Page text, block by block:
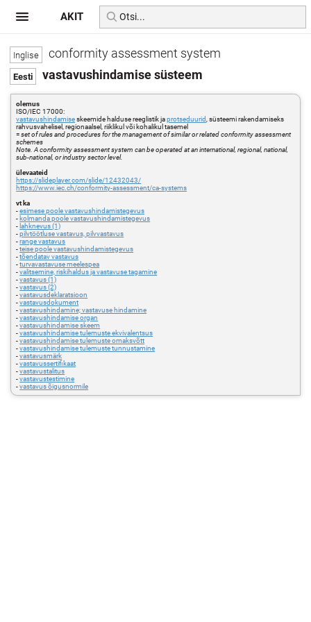
conformity assessment system
vastavushindamise süsteem
olemus
ISO/IEC 17000:
vastavushindamiseskeemide halduse reeglistik japrotseduurid , süsteemi rakendamiseks
rahvusvahelisel, regionaalsel, riiklikul või kohalikul tasemel
=set of rules and procedures for the management of similar or related conformity assessment
schemes
Note. A conformity assessment system can be operated at an international, regional, national,
sub-national, or industry sector level.
ülevaateid
https://slideplayer.com/slide/12432043/
https://www.iec.ch/conformity-assessment/ca-systems
vt ka
-esimese poole vastavushindamistegevus
- kolmanda poole vastavushindamistegevus
- lahknevus (1)
-pilvtöötluse vastavus, pilvvastavus
-range vastavus
-teise poole vastavushindamistegevus
-tõendatav vastavus
-turvavastavuse meelespea
-valitsemine, riskihaldus ja vastavuse tagamine
-vastavus (1)
-vastavus (2)
-vastavusdeklaratsioon
-vastavusdokument
-vastavushindamine; vastavuse hindamine
-vastavushindamise organ
-vastavushindamise skeem
-vastavushindamise tulemuste ekvivalentsus
-vastavushindamise tulemuste omaksvõtt
-vastavushindamise tulemuste tunnustamine
-vastavusmärk
-vastavussertifikaat
-vastavustalitus
-vastavustestimine
-vastavus õigusnormile
AKIT